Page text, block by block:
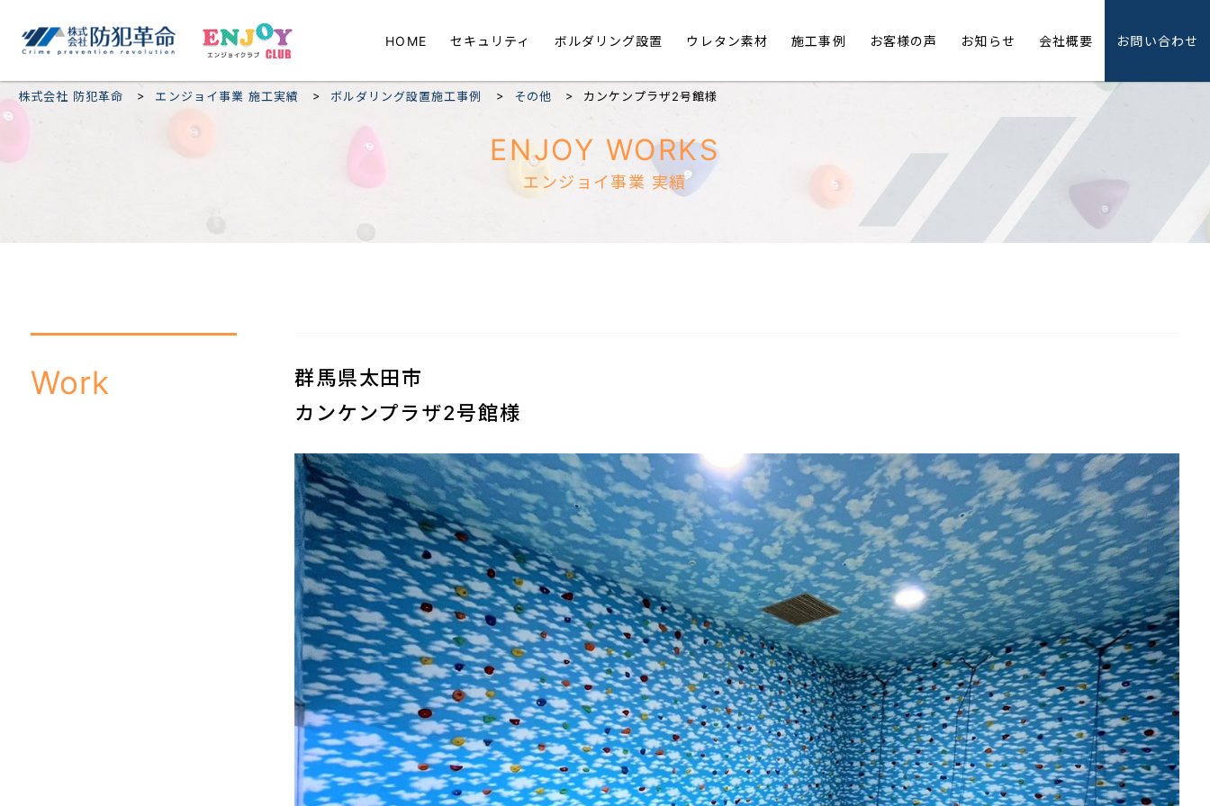
HOME セキュリティ ボルダリング設置 ウレタン素材 施工事例 お客様の声 お知らせ 会社概要 お問い合わせ
株式会社 防犯革命 > エンジョイ事業 施工実績 > ボルダリング設置施工事例 > その他 > カンケンプラザ2号館様
ENJOY WORKS
エンジョイ事業 実績
Work
群馬県太田市
カンケンプラザ2号館様